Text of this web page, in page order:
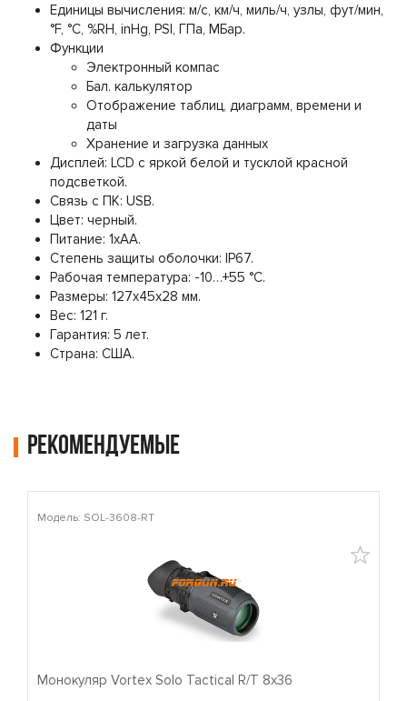
Единицы вычисления: м/с, км/ч, миль/ч, узлы, фут/мин,
°F, °C, %RH, inHg, PSI, ГПа, МБар.
Функции
Электронный компас
Бал. калькулятор
Отображение таблиц, диаграмм, времени и
даты
Хранение и загрузка данных
Дисплей: LCD с яркой белой и тусклой красной
подсветкой.
Связь с ПК: USB.
Цвет: черный.
Питание: 1xAA.
Степень защиты оболочки: IP67.
Рабочая температура: -10…+55 °C.
Размеры: 127x45x28 мм.
Вес: 121 г.
Гарантия: 5 лет.
Страна: США.
Рекомендуемые
Модель: SOL-3608-RT
Монокуляр Vortex Solo Tactical R/T 8x36